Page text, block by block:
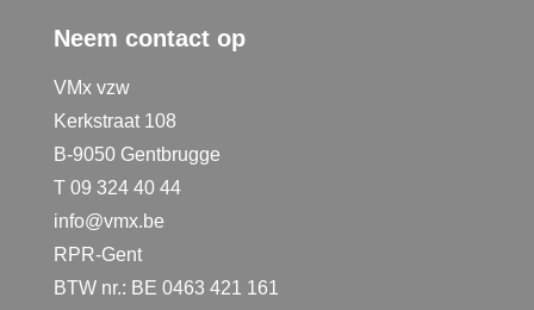
Neem contact op
VMx vzw
Kerkstraat 108
B-9050 Gentbrugge
T 09 324 40 44
info@vmx.be
RPR-Gent
BTW nr.: BE 0463 421 161